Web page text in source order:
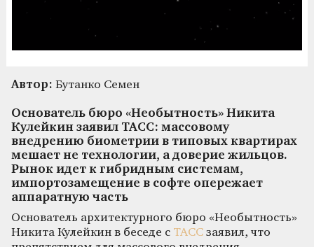
Автор: Бутанко Семен
Основатель бюро «Необытность» Никита
Кулейкин заявил ТАСС: массовому
внедрению биометрии в типовых квартирах
мешает не технологии, а доверие жильцов.
Рынок идет к гибридным системам,
импортозамещение в софте опережает
аппаратную часть
Основатель архитектурного бюро «Необытность»
Никита Кулейкин в беседе с ТАСС заявил, что